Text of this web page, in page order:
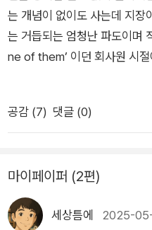
않아도 플랫폼이 알아서 퍼트
나는 조회수를 경험해보자. “속임수도, 허황된 약속도, 단 한 줄
의 헛소리도 없다!” 어디든 적
략을 위해 콘텐츠를 제작하
와 콘텐츠 유형, 실제 예시까지
광고 플랫폼의 개요’에서 틱
를 유리하게 사용하는 법까지
석’은 소셜미디어 속 콘텐츠
상 모든 콘텐츠를 유형별로 한
는 개념이 없이도 사는데 지장
는 거듭되는 엄청난 파도이며
ne of them’ 이던 회사원 시절
하며 마케팅과 전략으로 고민
된 게리 바이너척의 새 책 ‘플
출간본을 구매했다.결론적으
받았다. 일례로 예전에는 팔로
하지만 이제는 ‘알고리즘’을
를 달성할 수 있다!! 이 말은 콘
공감 (7) 댓글 (0)
마이페이퍼 (2편)
세상틈에 2025-